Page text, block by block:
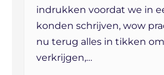
indrukken voordat we in
konden schrijven, wow
nu terug alles in tikken
verkrijgen,…